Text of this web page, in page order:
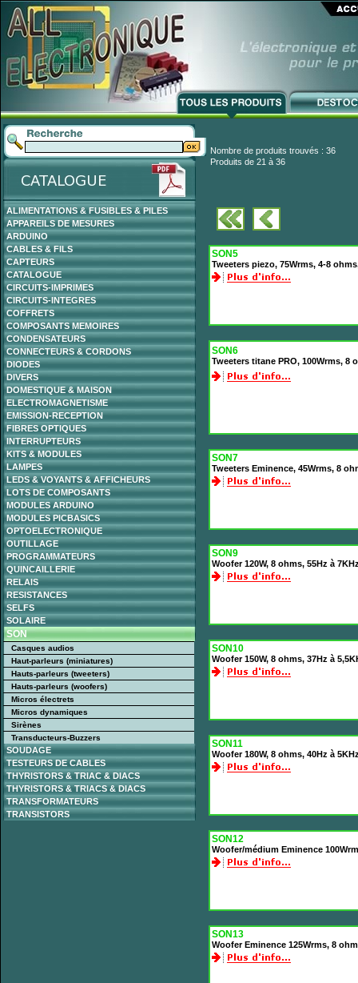
ALIMENTATIONS & FUSIBLES & PILES
APPAREILS DE MESURES
ARDUINO
CABLES & FILS
CAPTEURS
CATALOGUE
CIRCUITS-IMPRIMES
CIRCUITS-INTEGRES
COFFRETS
COMPOSANTS MEMOIRES
CONDENSATEURS
CONNECTEURS & CORDONS
DIODES
DIVERS
DOMESTIQUE & MAISON
ELECTROMAGNETISME
EMISSION-RECEPTION
FIBRES OPTIQUES
INTERRUPTEURS
KITS & MODULES
LAMPES
LEDS & VOYANTS & AFFICHEURS
LOTS DE COMPOSANTS
MODULES ARDUINO
MODULES PICBASICS
OPTOELECTRONIQUE
OUTILLAGE
PROGRAMMATEURS
QUINCAILLERIE
RELAIS
RESISTANCES
SELFS
SOLAIRE
SON
Casques audios
Haut-parleurs (miniatures)
Hauts-parleurs (tweeters)
Hauts-parleurs (woofers)
Micros électrets
Micros dynamiques
Sirènes
Transducteurs-Buzzers
SOUDAGE
TESTEURS DE CABLES
THYRISTORS & TRIAC & DIACS
THYRISTORS & TRIACS & DIACS
TRANSFORMATEURS
TRANSISTORS
Nombre de produits trouvés : 36
Produits de 21 à 36
SON5
Tweeters piezo, 75Wrms, 4-8
SON6
Tweeters titane PRO, 100Wrms, 8
SON7
Tweeters Eminence, 45Wrms, 8
SON9
Woofer 120W, 8 ohms, 55Hz à
SON10
Woofer 150W, 8 ohms, 37Hz à
SON11
Woofer 180W, 8 ohms, 40Hz à
SON12
Woofer/médium Eminence
SON13
Woofer Eminence 125Wrms, 8